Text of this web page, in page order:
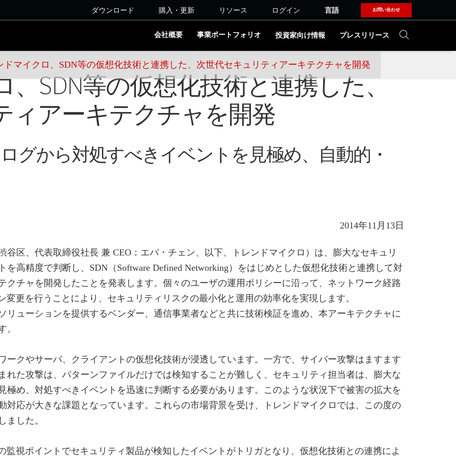
ダウンロード 購入・更新 リソース ログイン 言語 お問い合わせ
会社概要 事業ポートフォリオ 投資家向け情報 プレスリリース
ドマイクロ、SDN等の仮想化技術と連携した、次世代セキュリティアーキテクチャを開発
SDN等の仮想化技術と連携した、
ィアーキテクチャを開発
グから対処すべきイベントを見極め、自動的・
2014年11月13日
区、代表取締役社長 兼 CEO：エバ・チェン、以下、トレンドマイクロ）は、膨大なセキュリ
高精度で判断し、SDN（Software Defined Networking）をはじめとした仮想化技術と連携して対
クチャを開発したことを発表します。個々のユーザの運用ポリシーに沿って、ネットワーク経路
更を行うことにより、セキュリティリスクの最小化と運用の効率化を実現します。
リューションを提供するベンダー、通信事業者などと共に技術検証を進め、本アーキテクチャに
。
ークやサーバ、クライアントの仮想化技術が浸透しています。一方で、サイバー攻撃はますます
れた攻撃は、パターンファイルだけでは検知することが難しく、セキュリティ担当者は、膨大な
極め、対処すべきイベントを迅速に判断する必要があります。このような状況下で被害の拡大を
対応が大きな課題となっています。これらの市場背景を受け、トレンドマイクロでは、この度の
ました。
視ポイントでセキュリティ製品が検知したイベントがトリガとなり、仮想化技術との連携によ